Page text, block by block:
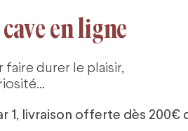
en ligne
faire durer le plaisir,
1, livraison offerte dès 200€